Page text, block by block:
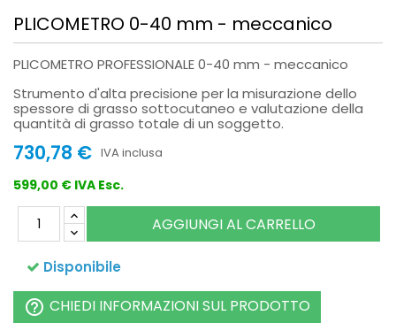
PLICOMETRO 0-40 mm - meccanico
PLICOMETRO PROFESSIONALE 0-40 mm - meccanico
Strumento d'alta precisione per la misurazione dello
spessore di grasso sottocutaneo e valutazione della
quantità di grasso totale di un soggetto.
730,78 € IVA inclusa
599,00 € IVA Esc.
AGGIUNGI AL CARRELLO
Disponibile
help_outline CHIEDI INFORMAZIONI SUL PRODOTTO